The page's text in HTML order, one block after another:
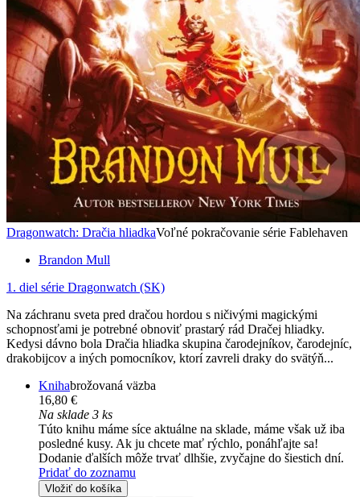
Dragonwatch: Dračia hliadkaVoľné pokračovanie série Fablehaven
Brandon Mull
1. diel série Dragonwatch (SK)
Na záchranu sveta pred dračou hordou s ničivými magickými
schopnosťami je potrebné obnoviť prastarý rád Dračej hliadky.
Kedysi dávno bola Dračia hliadka skupina čarodejníkov, čarodejníc,
drakobijcov a iných pomocníkov, ktorí zavreli draky do svätýň...
Knihabrožovaná väzba
16,80 €
Na sklade 3 ks
Túto knihu máme síce aktuálne na sklade, máme však už iba
posledné kusy. Ak ju chcete mať rýchlo, ponáhľajte sa!
Dodanie ďalších môže trvať dlhšie, zvyčajne do šiestich dní.
Pridať do zoznamu
Vložiť do košíka